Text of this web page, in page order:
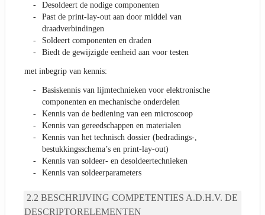
Desoldeert de nodige componenten
Past de print-lay-out aan door middel van
draadverbindingen
Soldeert componenten en draden
Biedt de gewijzigde eenheid aan voor testen
met inbegrip van kennis:
Basiskennis van lijmtechnieken voor elektronische
componenten en mechanische onderdelen
Kennis van de bediening van een microscoop
Kennis van gereedschappen en materialen
Kennis van het technisch dossier (bedradings-,
bestukkingsschema’s en print-lay-out)
Kennis van soldeer- en desoldeertechnieken
Kennis van soldeerparameters
BESCHRIJVING COMPETENTIES A.D.H.V. DE
DESCRIPTORELEMENTEN